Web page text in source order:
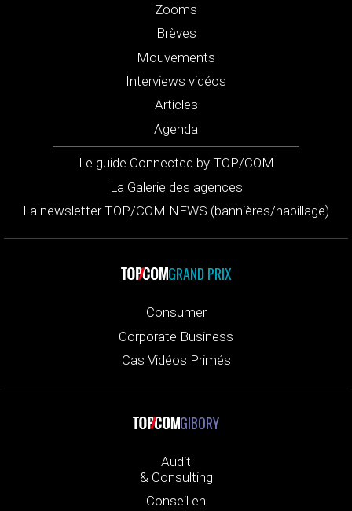
Zooms
Brèves
Mouvements
Interviews vidéos
Articles
Agenda
Le guide Connected by TOP/COM
La Galerie des agences
La newsletter TOP/COM NEWS (bannières/habillage)
GRAND PRIX
Consumer
Corporate Business
Cas Vidéos Primés
GIBORY
Audit
& Consulting
Conseil en